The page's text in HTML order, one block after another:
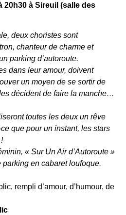
20h30 à Sireuil (salle des
deux choristes sont
chanteur de charme et
parking d’autoroute.
dans leur amour, doivent
un moyen de se sortir de
décident de faire la manche…
toutes les deux un rêve
que pour un instant, les stars
« Sur Un Air d’Autoroute »
en cabaret loufoque.
rempli d’amour, d’humour, de